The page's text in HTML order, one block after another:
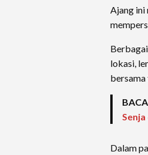
Ajang ini
lokasi,
Dalam